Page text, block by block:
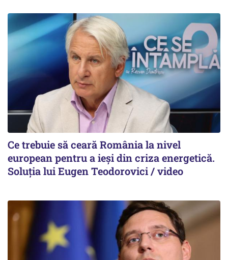
Ce trebuie să ceară România la nivel
european pentru a ieși din criza energetică.
Soluția lui Eugen Teodorovici / video